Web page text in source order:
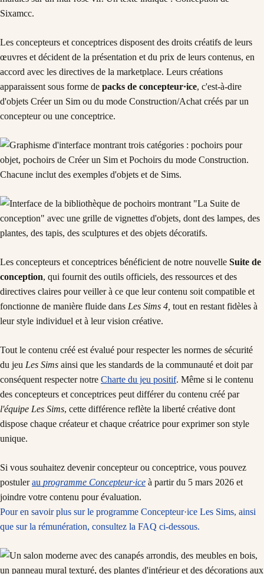
Les concepteurs et conceptrices disposent des droits créatifs de leurs
œuvres et décident de la présentation et du prix de leurs contenus, en
accord avec les directives de la marketplace. Leurs créations
apparaissent sous forme de packs de concepteur·ice, c'est-à-dire
d'objets Créer un Sim ou du mode Construction/Achat créés par un
concepteur ou une conceptrice.
Les concepteurs et conceptrices bénéficient de notre nouvelle Suite de
conception, qui fournit des outils officiels, des ressources et des
directives claires pour veiller à ce que leur contenu soit compatible et
fonctionne de manière fluide dans Les Sims 4, tout en restant fidèles à
leur style individuel et à leur vision créative.
Tout le contenu créé est évalué pour respecter les normes de sécurité
du jeu Les Sims ainsi que les standards de la communauté et doit par
conséquent respecter notre Charte du jeu positif. Même si le contenu
des concepteurs et conceptrices peut différer du contenu créé par
l'équipe Les Sims, cette différence reflète la liberté créative dont
dispose chaque créateur et chaque créatrice pour exprimer son style
unique.
Si vous souhaitez devenir concepteur ou conceptrice, vous pouvez
postulerau programme Concepteur·ice à partir du 5 mars 2026 et
joindre votre contenu pour évaluation.
Pour en savoir plus sur le programme Concepteur·ice Les Sims, ainsi
que sur la rémunération, consultez la FAQ ci-dessous.